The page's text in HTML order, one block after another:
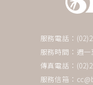
服務電話：
服務時間：週
傳真電話：
服務信箱：